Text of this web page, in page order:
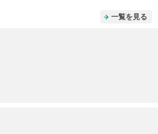
一覧を見る